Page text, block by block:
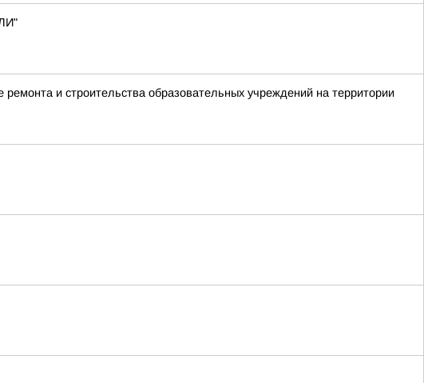
и строительства образовательных учреждений на территории